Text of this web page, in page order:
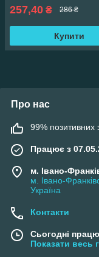
257,40 ₴ 286 ₴
Купити
Про нас
99% позитивних
Працює з
м. Івано-
м. Івано-
Україна
Контакти
Сьогодні
Показати весь